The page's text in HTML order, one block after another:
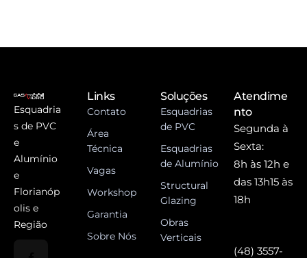
Esquadria
s de PVC
e
Alumínio
e
Florianóp
olis e
Região
Links
Contato
Área
Técnica
Vagas
Workshop
Garantia
Sobre Nós
Soluções
Esquadrias
de PVC
Esquadrias
de Alumínio
Structural
Glazing
Obras
Verticais
Atendime
nto
Segunda à
Sexta:
8h às 12h e
das 13h15 às
18h
(48) 3557-